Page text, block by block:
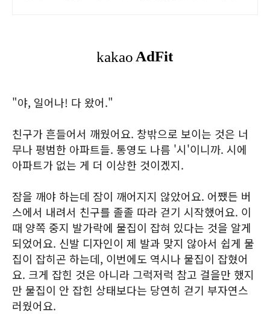
"야, 일어나! 다 왔어."
친구가 흔들어서 깨웠어요. 창밖으로 보이는 것은 너
무나 평범한 아파트들. 통영도 나름 '시'이니까. 시에
아파트가 없는 게 더 이상한 것이겠지.
잠을 깨야 하는데 잠이 깨어지지 않았어요. 어쨌든 버
스에서 내려서 친구를 졸졸 따라 걷기 시작했어요. 이
때 양쪽 중지 발가락에 물집이 잡혀 있다는 것을 알게
되었어요. 신발 디자인이 제 발과 맞지 않아서 쉽게 물
집이 잡히곤 하는데, 이번에도 역시나 물집이 잡혔어
요. 크게 잡힌 것은 아니라 그럭저럭 참고 걸을만 했지
만 물집이 안 잡힌 상태보다는 당연히 걷기 부자연스
러웠어요.